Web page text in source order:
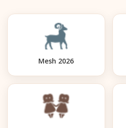
Mesh 2026